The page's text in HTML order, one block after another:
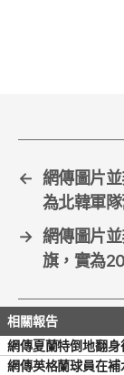
← 網傳圖片
為北韓軍
→ 網傳圖片
旗，實為
網傳夏蘭特倒地翻
網傳英格蘭球員在